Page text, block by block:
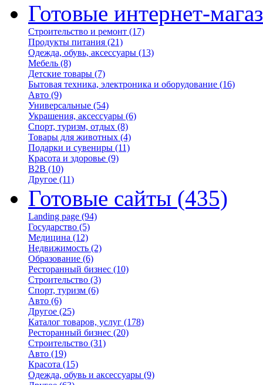
Готовые интернет-
Строительство и ремонт (17)
Продукты питания (21)
Одежда, обувь, аксессуары (13)
Мебель (8)
Детские товары (7)
Бытовая техника, электроника и оборудование (16)
Авто (9)
Универсальные (54)
Украшения, аксессуары (6)
Спорт, туризм, отдых (8)
Товары для животных (4)
Подарки и сувениры (11)
Красота и здоровье (9)
B2B (10)
Другое (11)
Готовые сайты (435)
Landing page (94)
Государство (5)
Медицина (12)
Недвижимость (2)
Образование (6)
Ресторанный бизнес (10)
Строительство (3)
Спорт, туризм (6)
Авто (6)
Другое (25)
Каталог товаров, услуг (178)
Ресторанный бизнес (20)
Строительство (31)
Авто (19)
Красота (15)
Одежда, обувь и аксессуары (9)